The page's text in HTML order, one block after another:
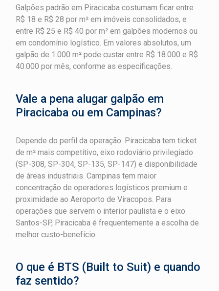
Galpões padrão em Piracicaba costumam ficar entre
R$ 18 e R$ 28 por m² em imóveis consolidados, e
entre R$ 25 e R$ 40 por m² em galpões modernos ou
em condomínio logístico. Em valores absolutos, um
galpão de 1.000 m² pode custar entre R$ 18.000 e R$
40.000 por mês, conforme as especificações.
Vale a pena alugar galpão em
Piracicaba ou em Campinas?
Depende do perfil da operação. Piracicaba tem ticket
de m² mais competitivo, eixo rodoviário privilegiado
(SP-308, SP-304, SP-135, SP-147) e disponibilidade
de áreas industriais. Campinas tem maior
concentração de operadores logísticos premium e
proximidade ao Aeroporto de Viracopos. Para
operações que servem o interior paulista e o eixo
Santos-SP, Piracicaba é frequentemente a escolha de
melhor custo-benefício.
O que é BTS (Built to Suit) e quando
faz sentido?